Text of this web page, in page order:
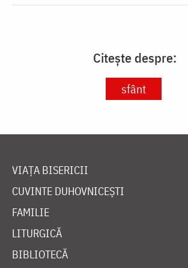
Citește despre:
sfânt
VIAȚA BISERICII
CUVINTE DUHOVNICEȘTI
FAMILIE
LITURGICĂ
BIBLIOTECĂ